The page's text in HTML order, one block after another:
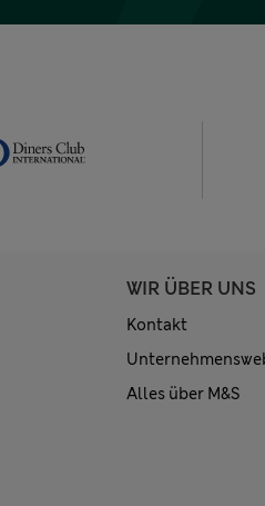
WIR ÜBER UNS
Kontakt
Alles über M&S